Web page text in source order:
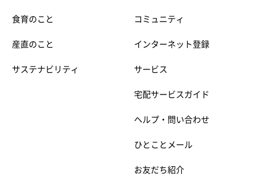
食育のこと
産直のこと
サステナビリティ
コミュニティ
インターネット登録
サービス
宅配サービスガイド
ヘルプ・問い合わせ
ひとことメール
お友だち紹介